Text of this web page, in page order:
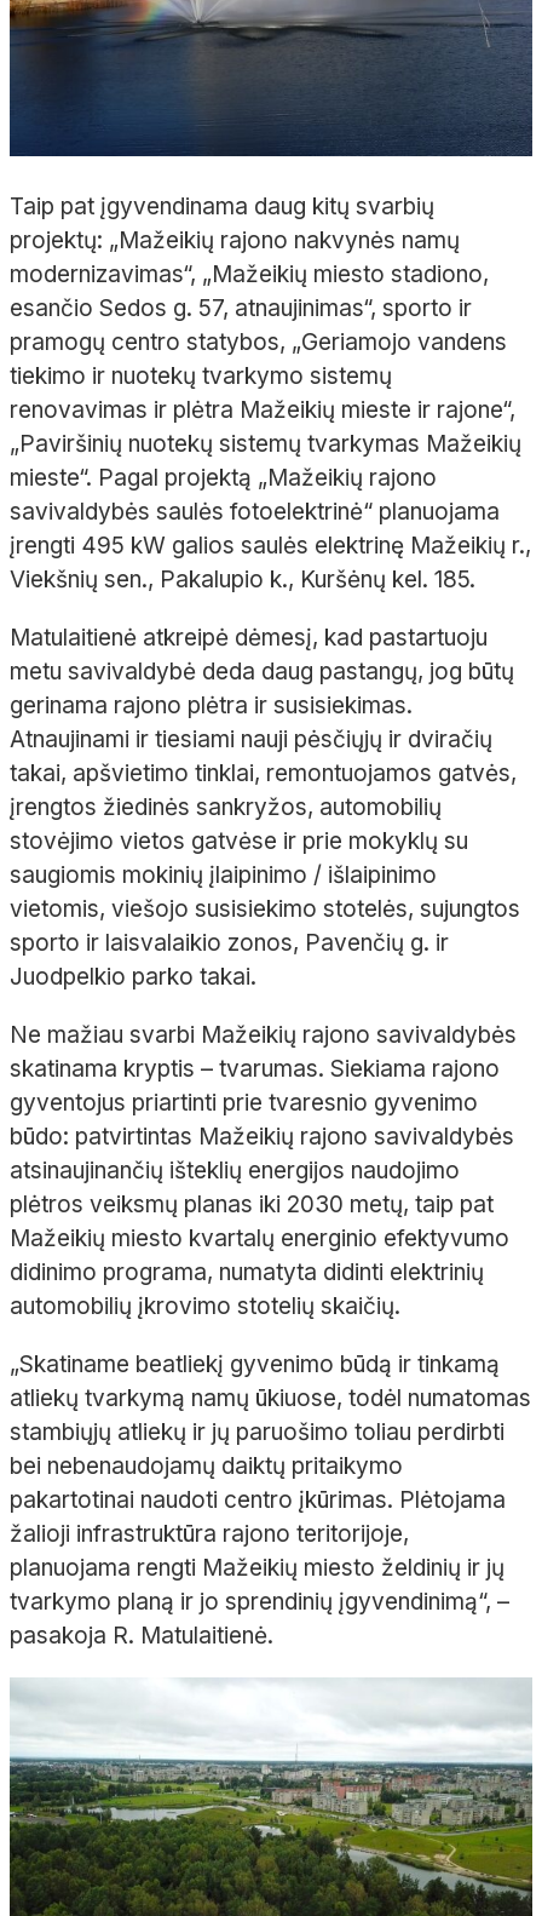
Taip pat įgyvendinama daug kitų svarbių
projektų: „Mažeikių rajono nakvynės namų
modernizavimas“, „Mažeikių miesto stadiono,
esančio Sedos g. 57, atnaujinimas“, sporto ir
pramogų centro statybos, „Geriamojo vandens
tiekimo ir nuotekų tvarkymo sistemų
renovavimas ir plėtra Mažeikių mieste ir rajone“,
„Paviršinių nuotekų sistemų tvarkymas Mažeikių
mieste“. Pagal projektą „Mažeikių rajono
savivaldybės saulės fotoelektrinė“ planuojama
įrengti 495 kW galios saulės elektrinę Mažeikių r.,
Viekšnių sen., Pakalupio k., Kuršėnų kel. 185.
Matulaitienė atkreipė dėmesį, kad pastartuoju
metu savivaldybė deda daug pastangų, jog būtų
gerinama rajono plėtra ir susisiekimas.
Atnaujinami ir tiesiami nauji pėsčiųjų ir dviračių
takai, apšvietimo tinklai, remontuojamos gatvės,
įrengtos žiedinės sankryžos, automobilių
stovėjimo vietos gatvėse ir prie mokyklų su
saugiomis mokinių įlaipinimo / išlaipinimo
vietomis, viešojo susisiekimo stotelės, sujungtos
sporto ir laisvalaikio zonos, Pavenčių g. ir
Juodpelkio parko takai.
Ne mažiau svarbi Mažeikių rajono savivaldybės
skatinama kryptis – tvarumas. Siekiama rajono
gyventojus priartinti prie tvaresnio gyvenimo
būdo: patvirtintas Mažeikių rajono savivaldybės
atsinaujinančių išteklių energijos naudojimo
plėtros veiksmų planas iki 2030 metų, taip pat
Mažeikių miesto kvartalų energinio efektyvumo
didinimo programa, numatyta didinti elektrinių
automobilių įkrovimo stotelių skaičių.
„Skatiname beatliekį gyvenimo būdą ir tinkamą
atliekų tvarkymą namų ūkiuose, todėl numatomas
stambiųjų atliekų ir jų paruošimo toliau perdirbti
bei nebenaudojamų daiktų pritaikymo
pakartotinai naudoti centro įkūrimas. Plėtojama
žalioji infrastruktūra rajono teritorijoje,
planuojama rengti Mažeikių miesto želdinių ir jų
tvarkymo planą ir jo sprendinių įgyvendinimą“, –
pasakoja R. Matulaitienė.